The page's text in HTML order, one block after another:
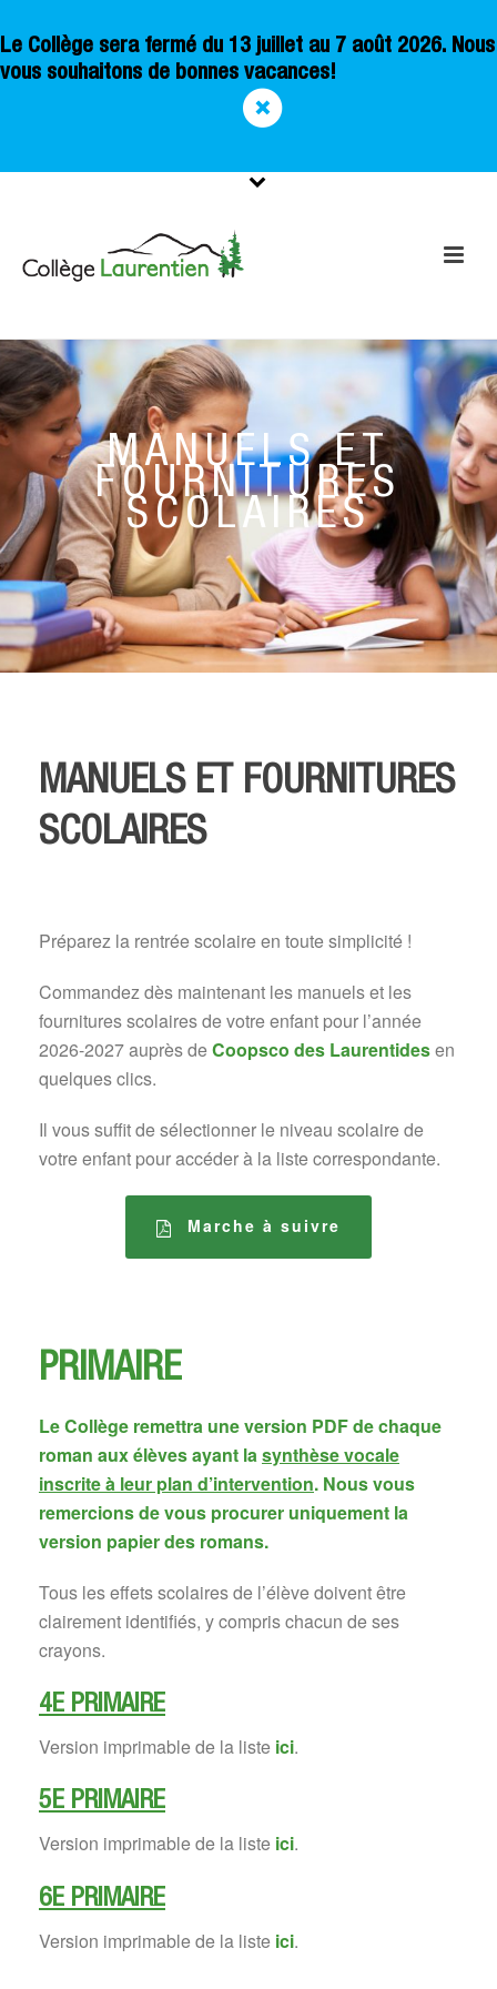
Le Collège sera fermé du 13 juillet au 7 août 2026. Nous
vous souhaitons de bonnes vacances!
MANUELS ET
FOURNITURES
SCOLAIRES
MANUELS ET FOURNITURES
SCOLAIRES
Préparez la rentrée scolaire en toute simplicité !
Commandez dès maintenant les manuels et les
fournitures scolaires de votre enfant pour l’année
2026-2027 auprès deCoopsco des Laurentidesen
quelques clics.
Il vous suffit de sélectionner le niveau scolaire de
votre enfant pour accéder à la liste correspondante.
Marche à suivre
PRIMAIRE
Le Collège remettra une version PDF de chaque
roman aux élèves ayant la synthèse vocale
inscrite à leur plan d’intervention. Nous vous
remercions de vous procurer uniquement la
version papier des romans.
Tous les effets scolaires de l’élève doivent être
clairement identifiés, y compris chacun de ses
crayons.
4E PRIMAIRE
Version imprimable de la liste ici.
5E PRIMAIRE
Version imprimable de la liste ici.
6E PRIMAIRE
Version imprimable de la liste ici.